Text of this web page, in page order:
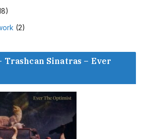
(2)
Trashcan Sinatras – Ever